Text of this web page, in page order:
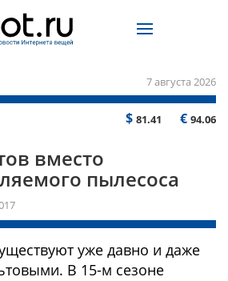
7 августа 2026
$ 81.41 € 94.06
вместо
пылесоса
уже давно и даже
В 15-м сезоне